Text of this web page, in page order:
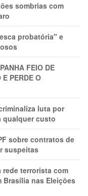
sombrias com
probatória" e
FEIO DE
PERDE O
luta por
qualquer custo
sobre contratos de
suspeitas
rede terrorista com
Brasília nas Eleições